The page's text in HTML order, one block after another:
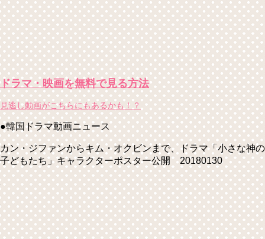
ドラマ・映画を無料で見る方法
見逃し動画がこちらにもあるかも！？
●韓国ドラマ動画ニュース
カン・ジファンからキム・オクビンまで、ドラマ「小さな神の
子どもたち」キャラクターポスター公開 20180130